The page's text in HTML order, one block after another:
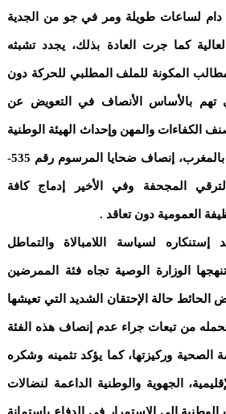
دام لساعات طويلة ومر في جو من الجدية
كما جرت العادة بذلك، يجدد تشبثه
المكونة للملف المطلبي للحركة دون
تهم بالأساس الأنصاف في التعويض عن
الكفاءات والمهن وإحداث الهيئة الوطنية
للممرضين، تقنيي الصحة بالمغرب، إنصاف ضحايا المرسوم رقم 535-
المجحفة وفي الأخير إدماج كافة
العمومية دون تعاقد .
لسياسة اللامبالاة والتماطل
الوزارة الوصية تجاه فئة الممرضين
حالة الإحتقان الشديد التي تعيشها
من تبعات جراء عدم إنصاف هذه الفئة
الصحية وركيزتها، كما يؤكد تثمينه وشكره
الجهوية والوطنية الداعمة لنضالات